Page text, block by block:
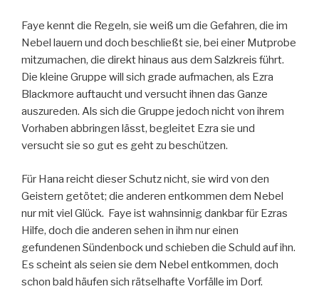
Faye kennt die Regeln, sie weiß um die Gefahren, die im
Nebel lauern und doch beschließt sie, bei einer Mutprobe
mitzumachen, die direkt hinaus aus dem Salzkreis führt.
Die kleine Gruppe will sich grade aufmachen, als Ezra
Blackmore auftaucht und versucht ihnen das Ganze
auszureden. Als sich die Gruppe jedoch nicht von ihrem
Vorhaben abbringen lässt, begleitet Ezra sie und
versucht sie so gut es geht zu beschützen.
Für Hana reicht dieser Schutz nicht, sie wird von den
Geistern getötet; die anderen entkommen dem Nebel
nur mit viel Glück. Faye ist wahnsinnig dankbar für Ezras
Hilfe, doch die anderen sehen in ihm nur einen
gefundenen Sündenbock und schieben die Schuld auf ihn.
Es scheint als seien sie dem Nebel entkommen, doch
schon bald häufen sich rätselhafte Vorfälle im Dorf.